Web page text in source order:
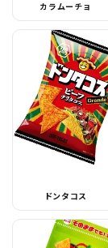
カラムーチョ
ドンタコス